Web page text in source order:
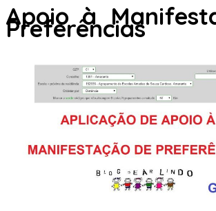
Apoio à
Preferências